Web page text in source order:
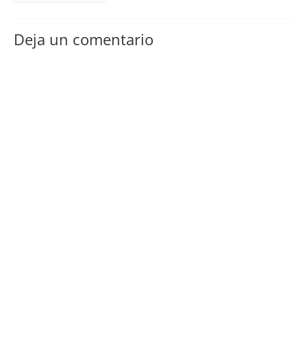
Deja un comentario